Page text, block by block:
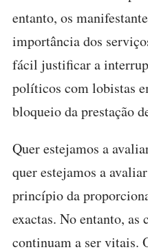
entanto, os
importância dos
fácil justificar a
políticos com lobistas
bloqueio da prestação
Quer estejamos a
quer estejamos a
princípio da
exactas. No entanto, as
continuam a ser vitais.